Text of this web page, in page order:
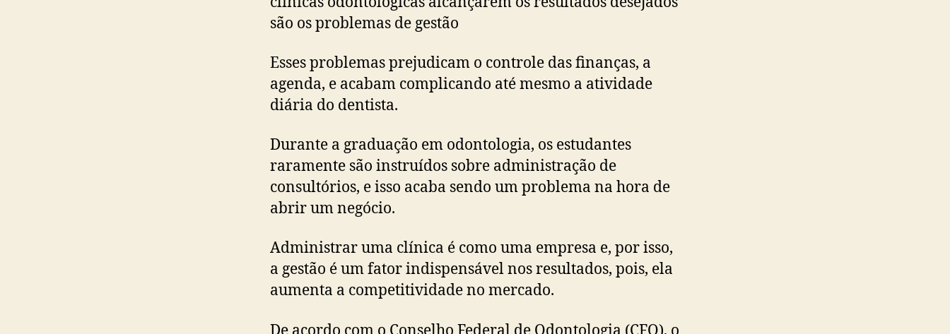
são os problemas de gestão
Esses problemas prejudicam o controle das finanças, a
agenda, e acabam complicando até mesmo a atividade
diária do dentista.
Durante a graduação em odontologia, os estudantes
raramente são instruídos sobre administração de
consultórios, e isso acaba sendo um problema na hora de
abrir um negócio.
Administrar uma clínica é como uma empresa e, por isso,
a gestão é um fator indispensável nos resultados, pois, ela
aumenta a competitividade no mercado.